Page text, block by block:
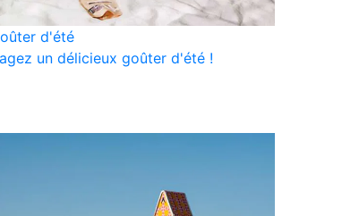
d'été
un délicieux goûter d'été !